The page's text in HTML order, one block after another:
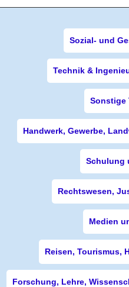
Sozial- und
Technik &
Sonstige
Handwerk, Gewerbe,
Schulung
Rechtswesen,
Medien
Reisen, Tourismus,
Forschung, Lehre,